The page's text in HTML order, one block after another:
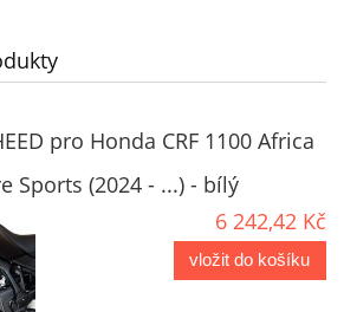
pro Honda CRF 1100 Africa
Sports (2024 - ...) - bílý
6 242,42 Kč
vložit do košíku